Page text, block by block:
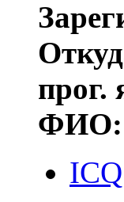
прог.
ФИО:
ICQ